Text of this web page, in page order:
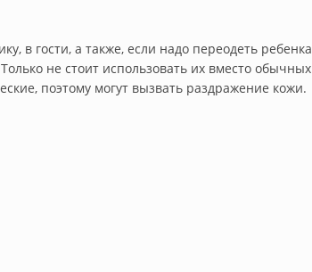
в гости, а также, если надо переодеть ребенка
не стоит использовать их вместо обычных
поэтому могут вызвать раздражение кожи.